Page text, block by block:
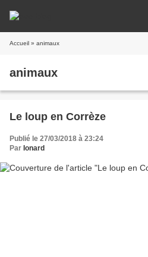
Accueil » animaux
animaux
Le loup en Corrèze
Publié le 27/03/2018 à 23:24
Par Ionard